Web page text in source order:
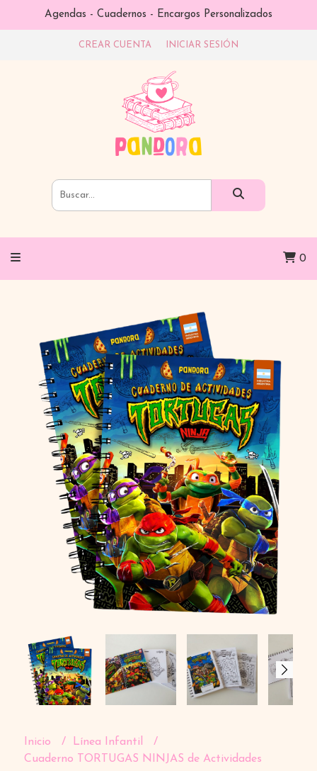
Agendas - Cuadernos - Encargos Personalizados
CREAR CUENTA INICIAR SESIÓN
0
Inicio
Línea Infantil
Cuaderno TORTUGAS NINJAS de Actividades